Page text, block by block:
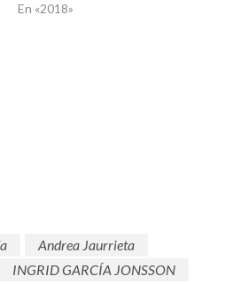
En «2018»
Andrea Jaurrieta
INGRID GARCÍA JONSSON